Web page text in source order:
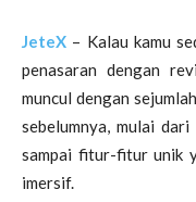
JeteX – Kalau kamu
penasaran dengan
muncul dengan
sebelumnya, mulai
sampai fitur-fitur unik
imersif.